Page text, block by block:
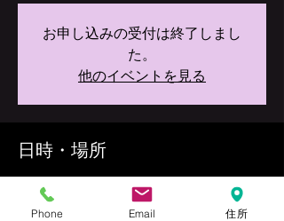
お申し込みの受付は終了しまし
た。
他のイベントを見る
日時・場所
2019年11月24日 10:00 – 15:00
弘前市
Phone Email 住所